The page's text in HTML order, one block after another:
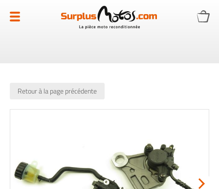
au
contenu
Retour à la page précédente
the
images
gallery